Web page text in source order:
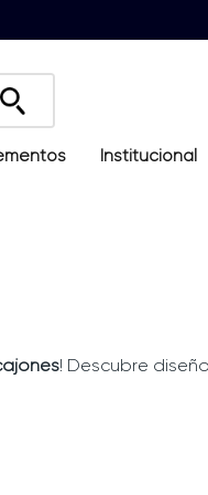
Institucional
! Descubre